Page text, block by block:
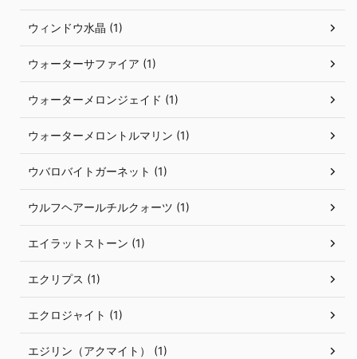
ウィンドウ水晶 (1)
ウォーターサファイア (1)
ウォーターメロンジェイド (1)
ウォーターメロントルマリン (1)
ウバロバイトガーネット (1)
ウルフヘアールチルクォーツ (1)
エイラットストーン (1)
エクリプス (1)
エクロジャイト (1)
エジリン（アクマイト） (1)